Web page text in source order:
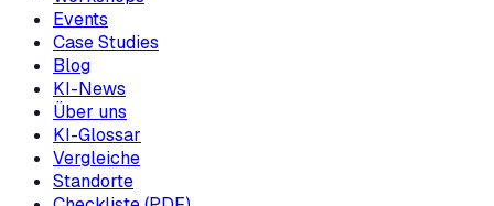
Events
Case Studies
Blog
KI-News
Über uns
KI-Glossar
Vergleiche
Standorte